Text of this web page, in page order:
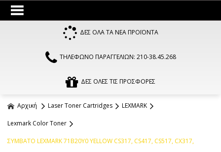
ΔΕΣ ΟΛΑ ΤΑ ΝΕΑ ΠΡΟΪΟΝΤΑ
ΤΗΛΕΦΩΝΟ ΠΑΡΑΓΓΕΛΙΩΝ: 210-38.45.268
ΔΕΣ ΟΛΕΣ ΤΙΣ ΠΡΟΣΦΟΡΕΣ
Αρχική Laser Toner Cartridges LEXMARK
Lexmark Color Toner
ΣΥΜΒΑΤΟ LEXMARK 71B20Y0 YELLOW CS317, CS417, CS517, CX317,